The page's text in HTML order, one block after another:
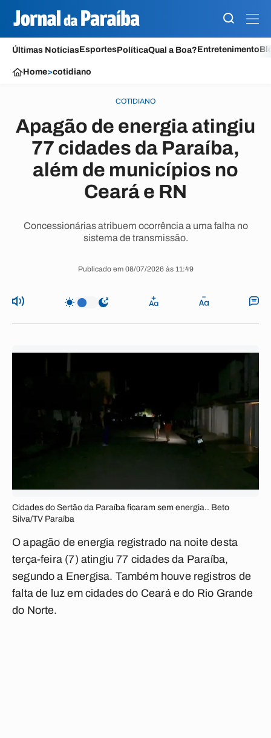
Últimas NotíciasEsportesPolíticaQual a Boa?Entretenimento
Home>cotidiano
COTIDIANO
Apagão de energia atingiu
77 cidades da Paraíba,
além de municípios no
Ceará e RN
Concessionárias atribuem ocorrência a uma falha no
sistema de transmissão.
Publicado em 08/07/2026 às 11:49
Cidades do Sertão da Paraíba ficaram sem energia.. Beto
Silva/TV Paraíba
O apagão de energia registrado na noite desta
terça-feira (7) atingiu 77 cidades da Paraíba,
segundo a Energisa. Também houve registros de
falta de luz em cidades do Ceará e do Rio Grande
do Norte.